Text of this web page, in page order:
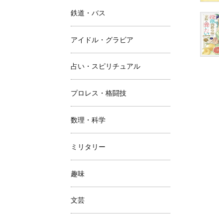
鉄道・バス
アイドル・グラビア
占い・スピリチュアル
プロレス・格闘技
数理・科学
ミリタリー
趣味
文芸